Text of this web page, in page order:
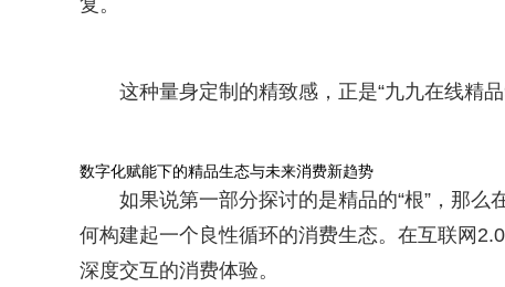
复。
这种量身定制的精致感，正是“九九在线精
数字化赋能下的精品生态与未来消费新趋势
如果说第一部分探讨的是精品的“根”，那么
何构建起一个良性循环的消费生态。在互联网
深度交互的消费体验。